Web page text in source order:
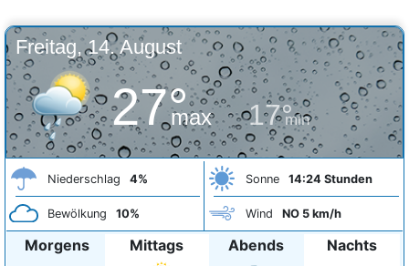
Freitag, 14. August
27°
max 17°
min
Niederschlag 4%
Bewölkung 10%
Sonne 14:24 Stunden
Wind NO 5 km/h
Morgens Mittags Abends Nachts